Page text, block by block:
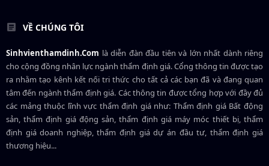
VỀ CHÚNG TÔI
Sinhvienthamdinh.Com là diễn đàn đầu tiên và lớn nhất dành riêng
cho cộng đồng nhân lực ngànhthẩm định giá. Cổng thông tin được tạo
ra nhằm tạo kênh kết nối tri thức cho tất cả các bạn đã và đang quan
tâm đến ngành thẩm định giá. Các thông tin được tổng hợp với đầy đủ
các mảng thuộc lĩnh vực thẩm định giá như: Thẩm định giá Bất động
sản, thẩm định giá động sản, thẩm định giá máy móc thiết bị, thẩm
định giá doanh nghiệp, thẩm định giá dự án đầu tư, thẩm định giá
thương hiệu...